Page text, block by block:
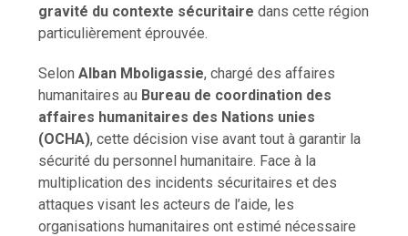
gravité du contexte sécuritaire dans cette région
particulièrement éprouvée.
SelonAlban Mboligassie, chargé des affaires
humanitaires au Bureau de coordination des
affaires humanitaires des Nations unies
(OCHA), cette décision vise avant tout à garantir la
sécurité du personnel humanitaire. Face à la
multiplication des incidents sécuritaires et des
attaques visant les acteurs de l’aide, les
organisations humanitaires ont estimé nécessaire